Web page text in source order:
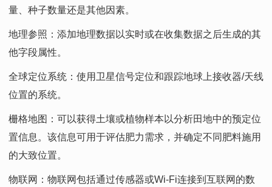
量、种子数量还是其他因素。
地理参照：添加地理数据以实时或在收集数据之后生成的其
他字段属性。
全球定位系统：使用卫星信号定位和跟踪地球上接收器/天线
位置的系统。
栅格地图：可以获得土壤或植物样本以分析田地中的预定位
置信息。该信息可用于评估肥力需求，并确定不同肥料施用
的大致位置。
物联网：物联网包括通过传感器或Wi-Fi连接到互联网的数